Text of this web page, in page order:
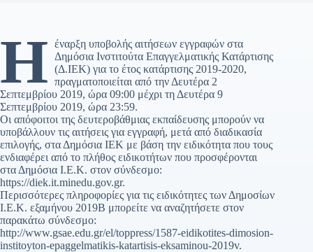
Η έναρξη υποβολής αιτήσεων εγγραφών στα
Δημόσια Ινστιτούτα Επαγγελματικής Κατάρτισης
(Δ.ΙΕΚ) για το έτος κατάρτισης 2019-2020,
πραγματοποιείται από την Δευτέρα 2
Σεπτεμβρίου 2019, ώρα 09:00 μέχρι τη Δευτέρα 9
Σεπτεμβρίου 2019, ώρα 23:59.
Οι απόφοιτοι της δευτεροβάθμιας εκπαίδευσης μπορούν να
υποβάλλουν τις αιτήσεις για εγγραφή, μετά από διαδικασία
επιλογής, στα Δημόσια ΙΕΚ με βάση την ειδικότητα που τους
ενδιαφέρει από το πλήθος ειδικοτήτων που προσφέρονται
στα Δημόσια Ι.Ε.Κ. στον σύνδεσμο:
https://diek.it.minedu.gov.gr.
Περισσότερες πληροφορίες για τις ειδικότητες των Δημοσίων
Ι.Ε.Κ. εξαμήνου 2019Β μπορείτε να αναζητήσετε στον
παρακάτω σύνδεσμο:
http://www.gsae.edu.gr/el/toppress/1587-eidikotites-dimosion-
institoyton-epaggelmatikis-katartisis-eksaminou-2019v.